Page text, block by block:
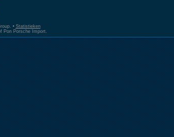
• Statistieken
Pon Porsche Import.